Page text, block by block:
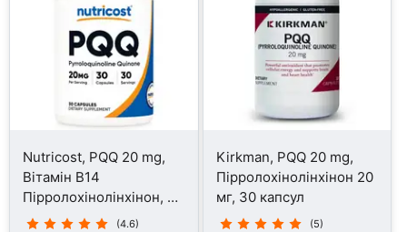
Nutricost, PQQ 20 mg,
Вітамін B14
Пірролохінолінхінон, 30
капсул
(4.6)
Kirkman, PQQ 20 mg,
Пірролохінолінхінон 20
мг, 30 капсул
(5)